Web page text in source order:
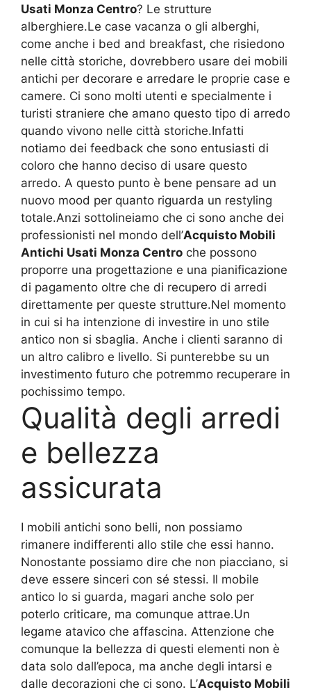
Usati Monza Centro? Le strutture
alberghiere.Le case vacanza o gli alberghi,
come anche i bed and breakfast, che risiedono
nelle città storiche, dovrebbero usare dei mobili
antichi per decorare e arredare le proprie case e
camere. Ci sono molti utenti e specialmente i
turisti straniere che amano questo tipo di arredo
quando vivono nelle città storiche.Infatti
notiamo dei feedback che sono entusiasti di
coloro che hanno deciso di usare questo
arredo. A questo punto è bene pensare ad un
nuovo mood per quanto riguarda un restyling
totale.Anzi sottolineiamo che ci sono anche dei
professionisti nel mondo dell’Acquisto Mobili
Antichi Usati Monza Centro che possono
proporre una progettazione e una pianificazione
di pagamento oltre che di recupero di arredi
direttamente per queste strutture.Nel momento
in cui si ha intenzione di investire in uno stile
antico non si sbaglia. Anche i clienti saranno di
un altro calibro e livello. Si punterebbe su un
investimento futuro che potremmo recuperare in
pochissimo tempo.
Qualità degli arredi
e bellezza
assicurata
I mobili antichi sono belli, non possiamo
rimanere indifferenti allo stile che essi hanno.
Nonostante possiamo dire che non piacciano, si
deve essere sinceri con sé stessi. Il mobile
antico lo si guarda, magari anche solo per
poterlo criticare, ma comunque attrae.Un
legame atavico che affascina. Attenzione che
comunque la bellezza di questi elementi non è
data solo dall’epoca, ma anche degli intarsi e
dalle decorazioni che ci sono. L’Acquisto Mobili